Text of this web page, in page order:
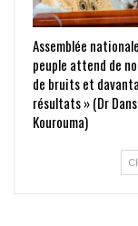
Assemblée
peuple attend de
de bruits et
résultats » (Dr
Kourouma)